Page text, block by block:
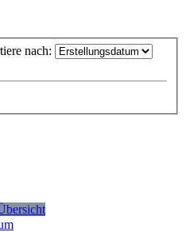
nach: